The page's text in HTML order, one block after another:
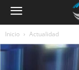
Inicio Actualidad